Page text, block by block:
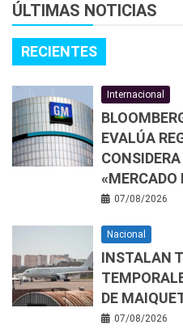
ÚLTIMAS NOTICIAS
RECIENTES
Internacional
EVALÚA
«MERCADO
07/08/2026
Nacional
INSTALAN
DE
07/08/2026